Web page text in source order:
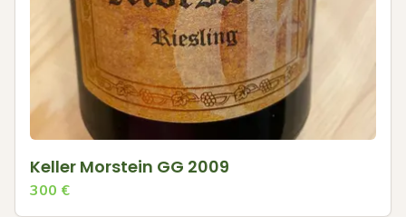
Keller Morstein GG 2009
300 €